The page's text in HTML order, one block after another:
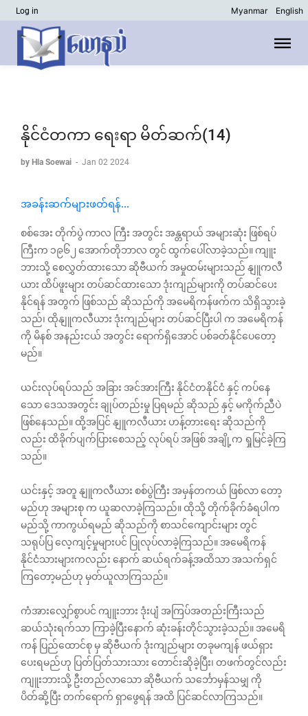
Log in Myanmar English
နိုင်ငံတကာ ရေးရာ မိတ်ဆက်(14)
by Hla Soewai - Jan 02 2024
အခန်းဆက်များဖတ်ရန်...
စစ်အေး ‌တိုက်ပွဲ ကာလ ကြီး အတွင်း အန္တရာယ် အများဆုံး ဖြစ်ရပ်
ကြီးက ၁၉၆၂ အောက်တိုဘာလ တွင် ထွက်ပေါ်လာခဲ့သည်။ ကျူး
ဘားသို့ စေလွှတ်ထားသော ဆိုဗီယက် အမှုထမ်းများသည် နျူကလီ
ယား ထိပ်ဖူးများ တပ်ဆင်ထားသော ဒုံးကျည်များကို တပ်ဆင်ပေး
နိုင်ရန် အတွက် ဖြစ်သည် ဆိုသည်ကို အမေရိကန်ဖက်က သိရှိသွားခဲ့
သည်၊ ထိုနျူကလီယား ဒုံးကျည်များ တပ်ဆင်ပြီးပါ က အမေရိကန်
ကို မိနစ် အနည်းငယ် အတွင်း ရောက်ရှိအောင် ပစ်ခတ်နိုင်ပေတော့
မည်။
ယင်းလုပ်ရပ်သည် အခြား အင်အားကြီး နိုင်ငံတနိုင်ငံ နှင့် ကပ်နေ
သော ဒေသအတွင်း ချုပ်တည်းမှု ပြရမည် ဆိုသည် နှင့် မကိုက်ညီပဲ
ဖြစ်နေသည်။ ထို့အပြင် နျူကလီယား ဟန့်တားရေး ဆိုသည်ကို
လည်း ထိခိုက်ပျက်ပြားစေသည့် လုပ်ရပ် အဖြစ် အချို့က ရှုမြင်ခဲ့ကြ
သည်။
ယင်းနှင့် အတူ နျူကလီယား စစ်ပွဲကြီး အမှန်တကယ် ဖြစ်လာ‌ တော့
မည်ဟု အများစု က ယူဆလာခဲ့ကြသည်။ ထိုသို့ တိုက်ခိုက်ခံရပါက
မည်သို့ ကာကွယ်ရမည် ဆိုသည်ကို စာသင်ကျောင်းများ တွင်
သရုပ်ပြ လေ့ကျင့်မှုများပင် ပြုလုပ်လာခဲ့ကြသည်။ အမေရိကန်
နိုင်ငံသားများကလည်း နောက် ဆယ်ရက်ခန့်အထိသာ အသက်ရှင်
ကြတော့မည်ဟု မှတ်ယူလာကြသည်။
ကံအားလျှော်စွာပင် ကျူးဘား ဒုံးပျံ အကြပ်အတည်းကြီးသည်
ဆယ်သုံးရက်သာ ကြာခဲ့ပြီးနောက် ဆုံးခန်းတိုင်သွားခဲ့သည်။ အမေရိ
ကန် ပြည်ထောင်စု မှ ဆိုဗီယက် ဒုံးကျည်များ တခုမကျန် ဖယ်ရှား
ပေးရမည်ဟု ပြတ်ပြတ်သားသား တောင်းဆိုခဲ့ပြီး၊ တဖက်တွင်လည်း
ကျူးဘားသို့ ဦးတည်လာသော ဆိုဗီယက် သင်္ဘောမှန်သမျှ ကို
ပိတ်ဆို့ပြီး တက်ရောက် ရှာဖွေရန် အထိ ပြင်ဆင်လာကြသည်။